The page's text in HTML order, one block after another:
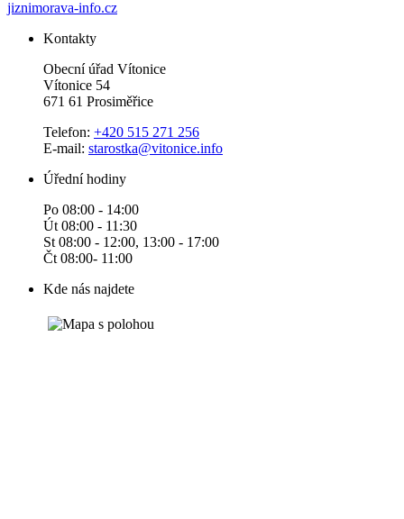
jiznimorava-info.cz
Kontakty
Obecní úřad Vítonice
Vítonice 54
671 61 Prosiměřice
Telefon: +420 515 271 256
E-mail: starostka@vitonice.info
Úřední hodiny
Po 08:00 - 14:00
Út 08:00 - 11:30
St 08:00 - 12:00, 13:00 - 17:00
Čt 08:00- 11:00
Kde nás najdete